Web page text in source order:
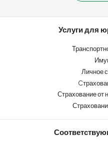
Услуги для
Личное
Страхование от